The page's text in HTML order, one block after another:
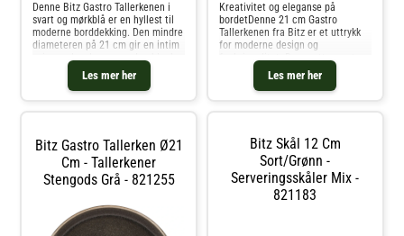
Les mer her
Denne Bitz Gastro Tallerkenen i
svart og mørkblå er en hyllest til
moderne borddekking. Den mindre
diameteren på 21 cm gir en intim
spiseopplevelse, mens den blanke
mørkblå glasuren gir en visuell
dybde til maten som serveres. Den
er laget for å være
Les mer her
Kreativitet og eleganse på
bordetDenne 21 cm Gastro
Tallerkenen fra Bitz er et uttrykk
for moderne design og
funksjonalitet. Den matte svarte
utsiden gir et nøytralt bakteppe,
mens den glansfulle grønne
innsiden gir liv og dybde til hvert
Bitz Gastro Tallerken Ø21
Cm - Tallerkener
Stengods Grå - 821255
Bitz Skål 12 Cm
Sort/grønn -
Serveringsskåler Mix -
821183